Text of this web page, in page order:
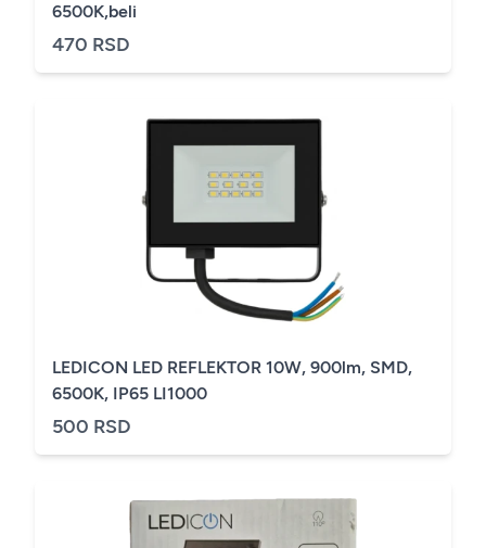
6500K,beli
470 RSD
LEDICON LED REFLEKTOR 10W, 900lm, SMD,
6500K, IP65 LI1000
500 RSD